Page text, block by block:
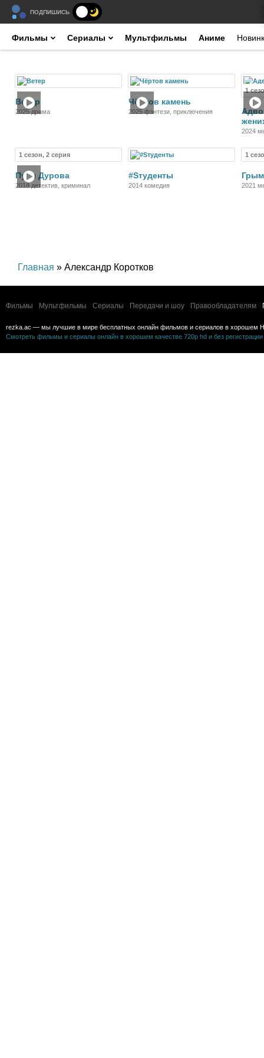
ПОДПИШИСЬ
Фильмы Сериалы Мультфильмы Аниме
Ветер
2025 драма
Чёртов камень
2025 фэнтези, приключения
1
2024
1 сезон, 2 серия
Пуля Дурова
2018 детектив, криминал
#Sтуденты
2014 комедия
1
2021
Главная » Александр Коротков
Фильмы Мультфильмы Сериалы Передачи и шоу Правообладателям
rezka.ac — мы лучшие в мире бесплатных онлайн фильмов и сериалов в хорошем
Смотреть фильмы и сериалы онлайн в хорошем качестве 720p hd и без